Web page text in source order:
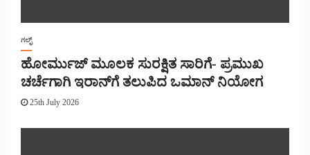
ಗಲ್ಫ್
ಹೋರ್ಮುಜ್ ಮೂಲಕ ಸುರಕ್ಷಿತ ಸಾರಿಗೆ- ಪ್ರಮುಖ
ಚರ್ಚೆಗಾಗಿ ಇರಾನ್‌ಗೆ ತಲುಪಿದ ಒಮಾನ್ ನಿಯೋಗ
25th July 2026